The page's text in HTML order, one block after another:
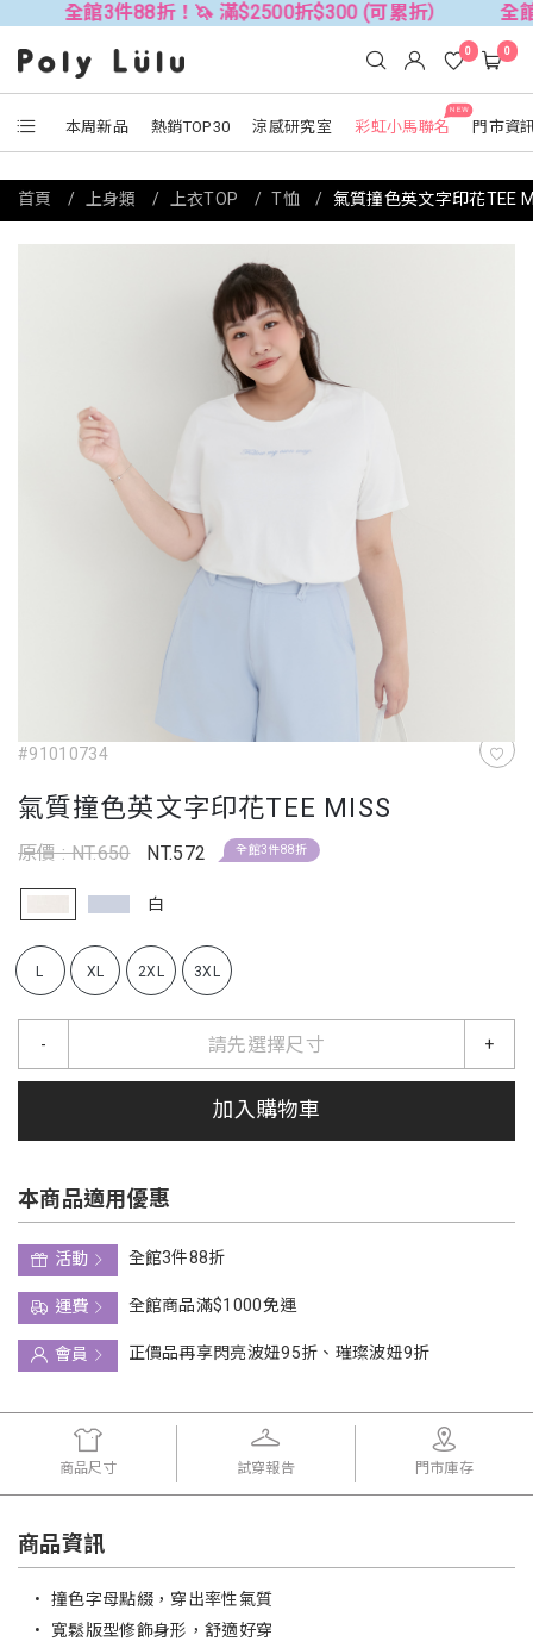
3件88折！🦄 滿$2500折$300 (可累折） 全館3件88
本周新品 熱銷TOP30 涼感研究室
NEW
彩虹小馬聯名 門市資
0 0
#91010734
氣質撞色英文字印花TEE MISS
原價 : NT.650 NT.572 全館3件88折
白
L XL 2XL 3XL
請先選擇尺寸
- +
加入購物車
本商品適用優惠
活動
全館3件88折
運費
全館商品滿$1000免運
會員
正價品再享閃亮波妞95折、璀璨波妞9折
商品尺寸 試穿報告 門市庫存
商品資訊
• 撞色字母點綴，穿出率性氣質
• 寬鬆版型修飾身形，舒適好穿
首頁 上身類 上衣TOP T恤 氣質撞色英文字印花TEE